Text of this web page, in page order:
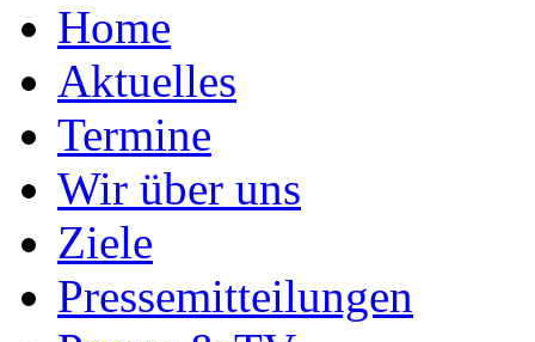
Home
Aktuelles
Termine
Wir über uns
Ziele
Pressemitteilungen